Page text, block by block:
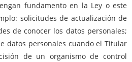
fundamento en la Ley o este
solicitudes de actualización de
de conocer los datos personales;
datos personales cuando el Titular
de un organismo de control